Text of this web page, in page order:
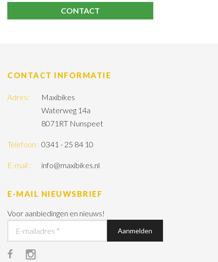
CONTACT
CONTACT INFORMATIE
Adres:
Maxibikes
Waterweg 14a
8071RT Nunspeet
Telefoon : 0341 - 25 84 10
E-mail : info@maxibikes.nl
E-MAIL NIEUWSBRIEF
Voor aanbiedingen en nieuws!